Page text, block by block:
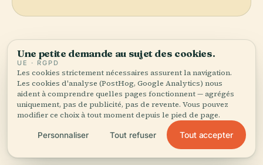
More inClermont-
Ferrand.
59 lieux à découvrir — quelques-uns à associer.
Place de Jaude
Basilique
Notre-Dame-
Du-Port
Stade Marcel-
PLACE
Opéra-Théâtre
de Clermont-
Ferrand
Une petite demande au sujet des cookies.
UE · RGPD
Les cookies strictement nécessaires assurent la navigation.
Les cookies d'analyse (PostHog, Google Analytics) nous
aident à comprendre quelles pages fonctionnent — agrégés
uniquement, pas de publicité, pas de revente. Vous pouvez
modifier ce choix à tout moment depuis le pied de page.
Personnaliser Tout refuser Tout accepter